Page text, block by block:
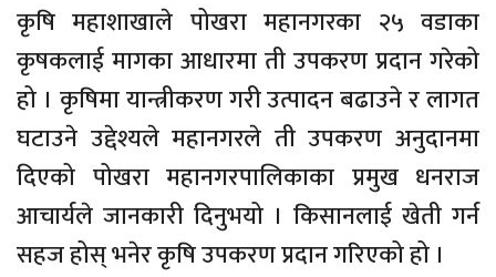
कृषि महाशाखाले पोखरा महानगरका २५ वडाका
कृषकलाई मागका आधारमा ती उपकरण प्रदान गरेको
हो । कृषिमा यान्त्रीकरण गरी उत्पादन बढाउने र लागत
घटाउने उद्देश्यले महानगरले ती उपकरण अनुदानमा
दिएको पोखरा महानगरपालिकाका प्रमुख धनराज
आचार्यले जानकारी दिनुभयो । किसानलाई खेती गर्न
सहज होस् भनेर कृषि उपकरण प्रदान गरिएको हो ।